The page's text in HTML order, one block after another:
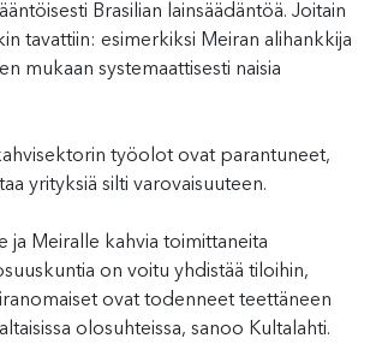
Brasilian lainsäädäntöä. Joitain
tavattiin: esimerkiksi Meiran alihankkija
mukaan systemaattisesti naisia
työolot ovat parantuneet,
yrityksiä silti varovaisuuteen.
ja Meiralle kahvia toimittaneita
on voitu yhdistää tiloihin,
ovat todenneet teettäneen
olosuhteissa, sanoo Kultalahti.